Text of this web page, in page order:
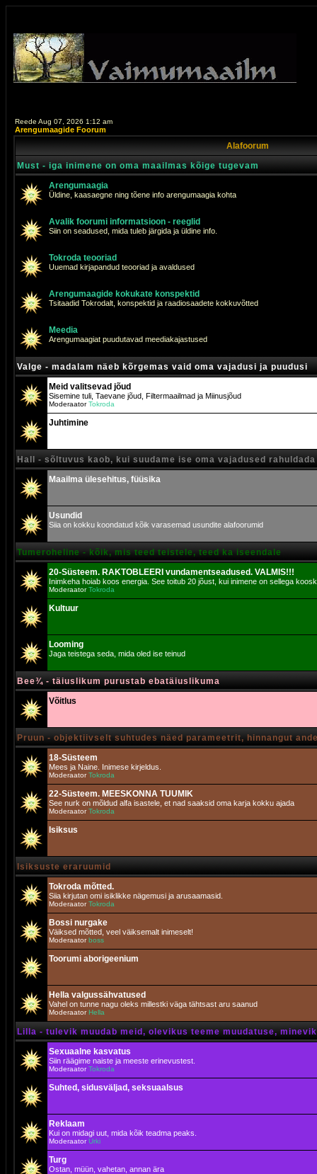
Reede Aug 07, 2026 1:12 am
Arengumaagide Foorum
Alafoorum
Must - iga inimene on oma maailmas kõige tugevam
Arengumaagia
Üldine, kaasaegne ning tõene info arengumaagia kohta
Avalik foorumi informatsioon - reeglid
Siin on seadused, mida tuleb järgida ja üldine info.
Tokroda teooriad
Uuemad kirjapandud teooriad ja avaldused
Arengumaagide kokukate konspektid
Tsitaadid Tokrodalt, konspektid ja raadiosaadete kokkuvõtted
Meedia
Arengumaagiat puudutavad meediakajastused
Valge - madalam näeb kõrgemas vaid oma vajadusi ja puudusi
Meid valitsevad jõud
Sisemine tuli, Taevane jõud, Filtermaailmad ja Miinusjõud
ModeraatorTokroda
Juhtimine
Hall - sõltuvus kaob, kui suudame ise oma vajadused rahuldada
Maailma ülesehitus, füüsika
Usundid
Siia on kokku koondatud kõik varasemad usundite alafoorumid
Tumeroheline - kõik, mis teed teistele, teed ka iseendale
20-Süsteem. RAKTOBLEERI vundamentseadused. VALMIS!!!
Inimkeha hoiab koos energia. See toitub 20 jõust, kui inimene on sellega
ModeraatorTokroda
Kultuur
Looming
Jaga teistega seda, mida oled ise teinud
Bee¾ - täiuslikum purustab ebatäiuslikuma
Võitlus
Pruun - objektiivselt suhtudes näed parameetrit, hinnangut
18-Süsteem
Mees ja Naine. Inimese kirjeldus.
ModeraatorTokroda
22-Süsteem. MEESKONNA TUUMIK
See nurk on mõldud alfa isastele, et nad saaksid oma karja kokku ajada
ModeraatorTokroda
Isiksus
Isiksuste eraruumid
Tokroda mõtted.
Siia kirjutan omi isiklikke nägemusi ja arusaamasid.
ModeraatorTokroda
Bossi nurgake
Väiksed mõtted, veel väiksemalt inimeselt!
Moderaatorboss
Toorumi aborigeenium
Hella valgussähvatused
Vahel on tunne nagu oleks millestki väga tähtsast aru saanud
Moderaator Hella
Lilla - tulevik muudab meid, olevikus teeme muudatuse,
Sexuaalne kasvatus
Siin räägime naiste ja meeste erinevustest.
ModeraatorTokroda
Suhted, sidusväljad, seksuaalsus
Reklaam
Kui on midagi uut, mida kõik teadma peaks.
ModeraatorUrki
Turg
Ostan, müün, vahetan, annan ära